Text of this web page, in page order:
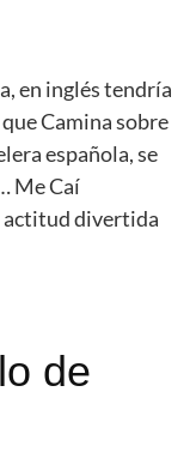
en inglés tendría
Camina sobre
española, se
Me Caí
actitud divertida
de